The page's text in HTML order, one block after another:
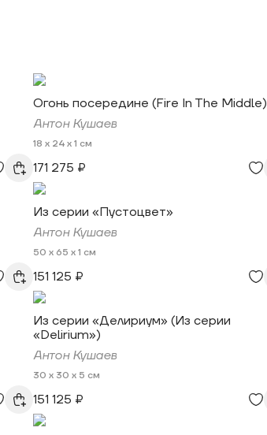
Огонь посередине (Fire In The Middle)
Антон Кушаев
18 x 24 x 1 см
171 275 ₽
Из серии «Пустоцвет»
Антон Кушаев
50 x 65 x 1 см
151 125 ₽
Из серии «Делириум» (Из серии
«Delirium»)
Антон Кушаев
30 x 30 x 5 см
151 125 ₽